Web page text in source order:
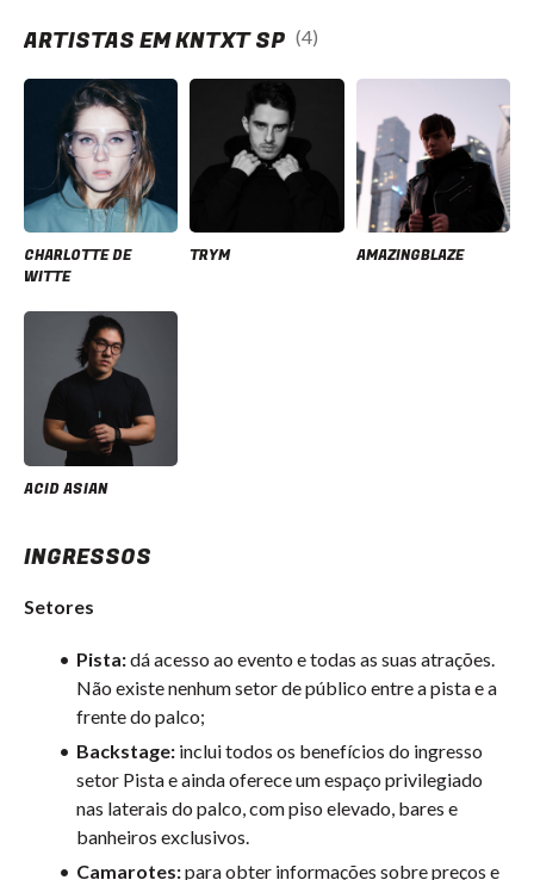
ARTISTAS EM KNTXT SP (4)
CHARLOTTE DE
WITTE
TRYM AMAZINGBLAZE
ACID ASIAN
INGRESSOS
Setores
Pista:dá acesso ao evento e todas as suas atrações.
Não existe nenhum setor de público entre a pista e a
frente do palco;
Backstage: inclui todos os benefícios do ingresso
setor Pista e ainda oferece um espaço privilegiado
nas laterais do palco, com piso elevado, bares e
banheiros exclusivos.
Camarotes:para obter informações sobre preços e